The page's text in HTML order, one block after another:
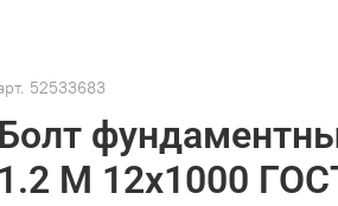
52533683
Болт
1.2 М 12х1000